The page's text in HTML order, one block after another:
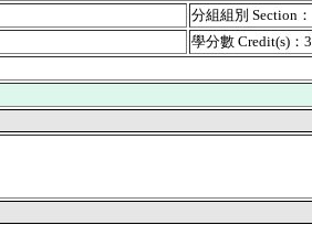
分組組別 Section：
學分數 Credit(s)：3